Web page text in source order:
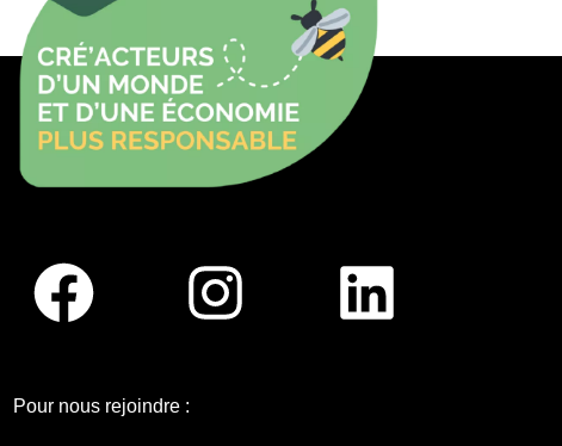
Pour nous rejoindre :